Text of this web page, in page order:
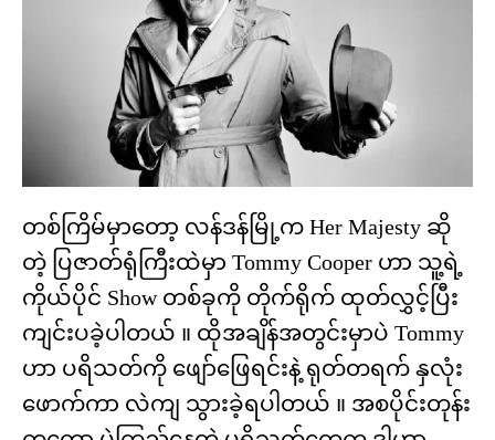
တစ်ကြိမ်မှာတော့ လန်ဒန်မြို့က Her Majesty ဆို
တဲ့ ပြဇာတ်ရုံကြီးထဲမှာ Tommy Cooper ဟာ သူ့ရဲ့
ကိုယ်ပိုင် Show တစ်ခုကို တိုက်ရိုက် ထုတ်လွှင့်ပြီး
ကျင်းပခဲ့ပါတယ် ။ ထိုအချိန်အတွင်းမှာပဲ Tommy
ဟာ ပရိသတ်ကို ဖျော်ဖြေရင်းနဲ့ ရုတ်တရက် နှလုံး
ဖောက်ကာ လဲကျ သွားခဲ့ရပါတယ် ။ အစပိုင်းတုန်း